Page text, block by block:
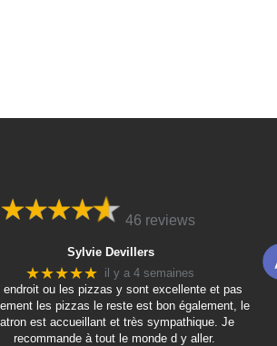
46 reviews
Sylvie Devillers
★★★★★ il y a 4 semaines
endroit ou les pizzas y sont excellente et pas
les pizzas le reste est bon également, le
est accueillant et très sympathique. Je
recommande à tout le monde d y aller.